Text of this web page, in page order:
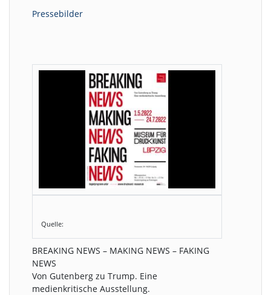
Pressebilder
Quelle:
BREAKING NEWS – MAKING NEWS – FAKING
NEWS
Von Gutenberg zu Trump. Eine
medienkritische Ausstellung.